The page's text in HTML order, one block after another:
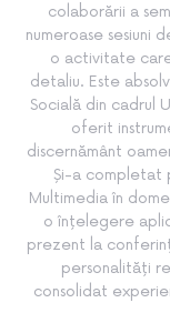
colaborării a
numeroase sesiuni
o activitate
detaliu. Este
Socială din cadrul
oferit
discernământ
Și-a completat
Multimedia în
o înțelegere
prezent la
personalități
consolidat